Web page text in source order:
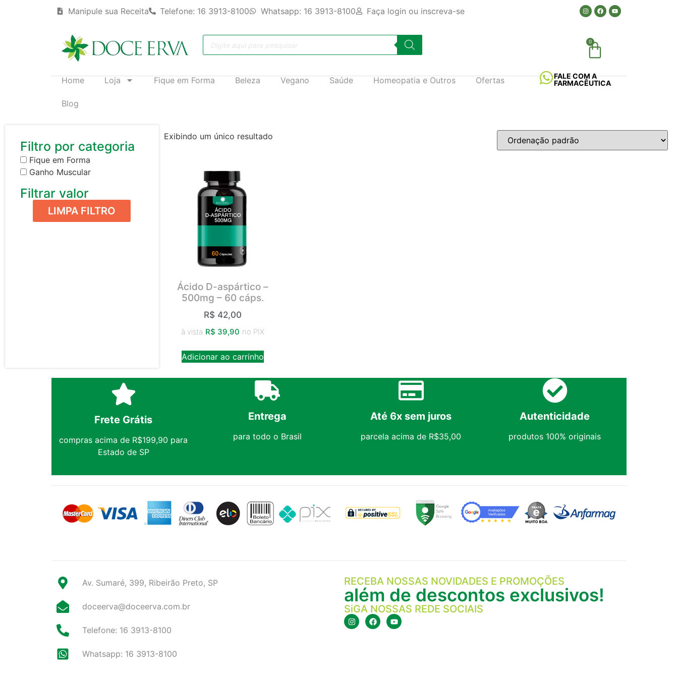
Manipule sua Receita Telefone: 16 3913-8100 Whatsapp: 16 3913-8100 Faça login ou inscreva-se
0
Home Loja Fique em Forma Beleza Vegano Saúde Homeopatia e Outros Ofertas
Blog
FALE COM A
FARMACÊUTICA
Filtro por categoria
Fique em Forma
Ganho Muscular
Filtrar valor
LIMPA FILTRO
Exibindo um único resultado
Ácido D-aspártico –
500mg – 60 cáps.
R$ 42,00
à vista R$ 39,90 no PIX
Adicionar ao carrinho
Frete Grátis
compras acima de R$199,90 para
Estado de SP
Entrega
para todo o Brasil
Até 6x sem juros
parcela acima de R$35,00
Autenticidade
produtos 100% originais
Av. Sumaré, 399, Ribeirão Preto, SP
doceerva@doceerva.com.br
Telefone: 16 3913-8100
Whatsapp: 16 3913-8100
RECEBA NOSSAS NOVIDADES E PROMOÇÕES
além de descontos exclusivos!
SiGA NOSSAS REDE SOCIAIS